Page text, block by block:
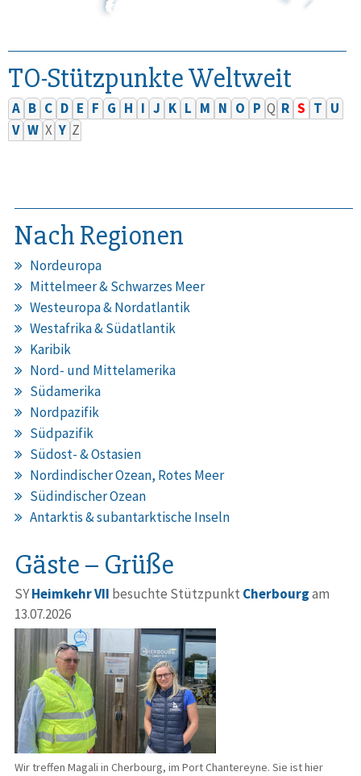
TO-Stützpunkte Weltweit
A B C D E F G H I J K L M N O P Q R S T U
V W X Y Z
Nach Regionen
Nordeuropa
Mittelmeer & Schwarzes Meer
Westeuropa & Nordatlantik
Westafrika & Südatlantik
Karibik
Nord- und Mittelamerika
Südamerika
Nordpazifik
Südpazifik
Südost- & Ostasien
Nordindischer Ozean, Rotes Meer
Südindischer Ozean
Antarktis & subantarktische Inseln
Gäste – Grüße
SYHeimkehr VII besuchte Stützpunkt Cherbourgam
13.07.2026
Wir treffen Magali in Cherbourg, im Port Chantereyne. Sie ist hier